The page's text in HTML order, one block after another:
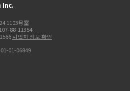
Inc.
1103号室
88-11354
사업자 정보 확인
01-06849